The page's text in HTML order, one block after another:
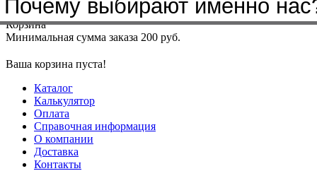
Меню+7(4912)50-37-50sbit@krep62.ru
Корзина
Минимальная сумма заказа 200 руб.
Ваша корзина пуста!
Каталог
Калькулятор
Оплата
Справочная информация
О компании
Доставка
Контакты
Почему выбирают именно